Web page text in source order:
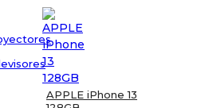
APPLE iPhone 13